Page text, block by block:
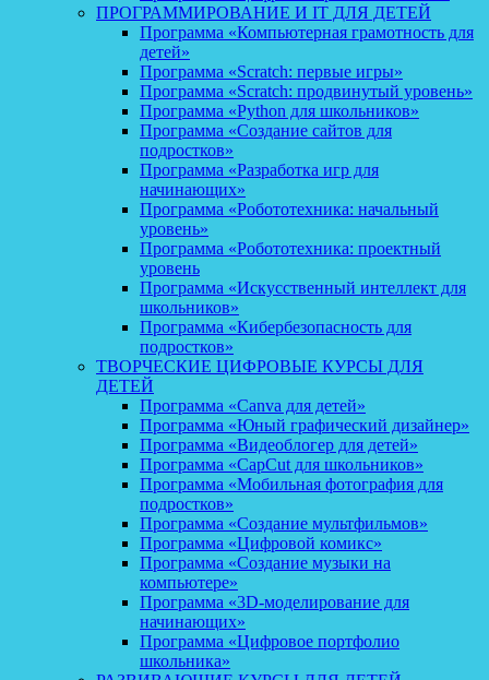
ПРОГРАММИРОВАНИЕ И IT ДЛЯ ДЕТЕЙ
Программа «Компьютерная грамотность для
детей»
Программа «Scratch: первые игры»
Программа «Scratch: продвинутый уровень»
Программа «Python для школьников»
Программа «Создание сайтов для
подростков»
Программа «Разработка игр для
начинающих»
Программа «Робототехника: начальный
уровень»
Программа «Робототехника: проектный
уровень
Программа «Искусственный интеллект для
школьников»
Программа «Кибербезопасность для
подростков»
ТВОРЧЕСКИЕ ЦИФРОВЫЕ КУРСЫ ДЛЯ
ДЕТЕЙ
Программа «Canva для детей»
Программа «Юный графический дизайнер»
Программа «Видеоблогер для детей»
Программа «CapCut для школьников»
Программа «Мобильная фотография для
подростков»
Программа «Создание мультфильмов»
Программа «Цифровой комикс»
Программа «Создание музыки на
компьютере»
Программа «3D-моделирование для
начинающих»
Программа «Цифровое портфолио
школьника»